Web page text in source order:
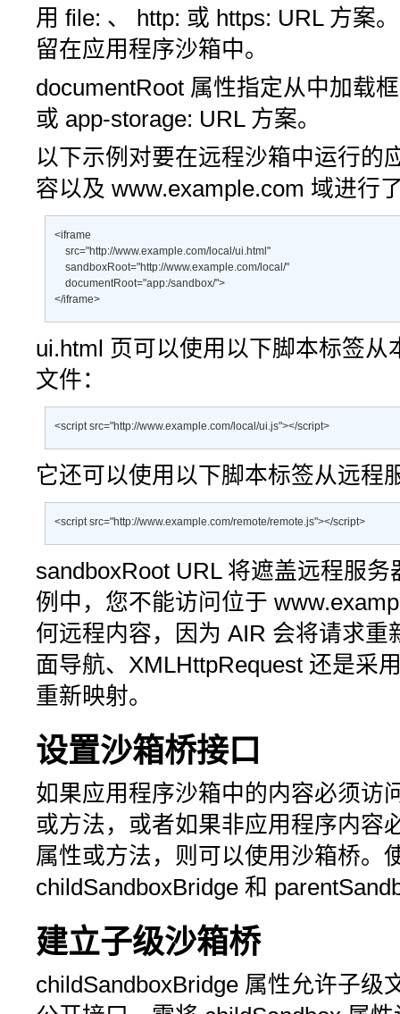
用 file: 、 http: 或 https: URL 方案
留在应用程序沙箱中。
documentRoot 属性指定从中加载
或 app-storage: URL 方案。
以下示例对要在远程沙箱中运行的
容以及 www.example.com 域进行
<iframe
    src="http://www.example.com/local/ui.html"
    sandboxRoot="http://www.example.com/local/"
    documentRoot="app:/sandbox/">
</iframe>
ui.html
页可以使用以下脚本标签从
文件：
<script src="http://www.example.com/local/ui.js"></script>
它还可以使用以下脚本标签从远程
<script src="http://www.example.com/remote/remote.js"></script>
sandboxRoot URL 将遮盖远程服
例中，您不能访问位于
何远程内容，因为 AIR 会将请求
面导航、XMLHttpRequest 还是采
重新映射。
设置沙箱桥接口
如果应用程序沙箱中的内容必须访
或方法，或者如果非应用程序内容
属性或方法，则可以使用沙箱桥。
childSandboxBridge 和
建立子级沙箱桥
childSandboxBridge 属性允许子级